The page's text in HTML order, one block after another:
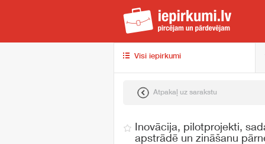
Visi iepirkumi
Atpakaļ uz sarakstu
Inovācija, pilotprojekti,
apstrādē un zināšanu